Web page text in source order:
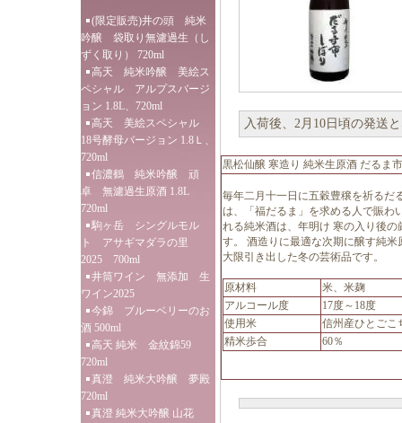
(限定販売)井の頭 純米
吟醸 袋取り無濾過生（し
ずく取り） 720ml
高天 純米吟醸 美絵ス
ペシャル アルプスバージ
ョン 1.8L、720ml
高天 美絵スペシャル
18号酵母バージョン 1.8Ｌ、
720ml
信濃鶴 純米吟醸 頑
卓 無濾過生原酒 1.8L
720ml
駒ヶ岳 シングルモル
ト アサギマダラの里
2025 700ml
井筒ワイン 無添加 生
ワイン2025
今錦 ブルーベリーのお
酒 500ml
高天 純米 金紋錦59
720ml
真澄 純米大吟醸 夢殿
720ml
真澄 純米大吟醸 山花
入荷後、2月10日頃の発送
黒松仙醸 寒造り 純米生原酒 だるま
毎年二月十一日に五穀豊穣を祈るだ
は、「福だるま」を求める人で賑わ
れる純米酒は、年明け 寒の入り後
す。 酒造りに最適な次期に醸す純
大限引き出した冬の芸術品です。
原材料
米、米麹
アルコール度
17度～18度
使用米
信州産ひとごこ
精米歩合
60％